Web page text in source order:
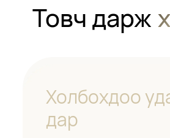
Товч дарж
Холбохдоо
дар